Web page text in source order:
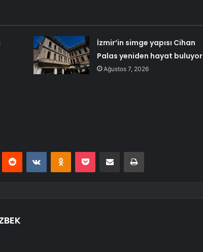
İzmir’in simge yapısı Cihan
Palas yeniden hayat buluyor
Ağustos 7, 2026
Reddit VKontakteOdnoklassniki
Pocket E-Posta ile paylaş Yazdır